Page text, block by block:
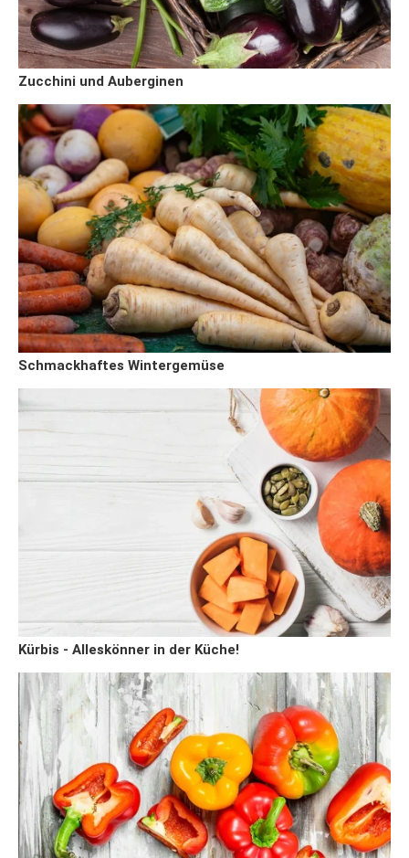
Zucchini und Auberginen
Schmackhaftes Wintergemüse
Kürbis - Alleskönner in der Küche!